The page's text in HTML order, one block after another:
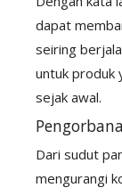
dapat
seiring
untuk produk
sejak awal.
Dari sudut
mengurangi